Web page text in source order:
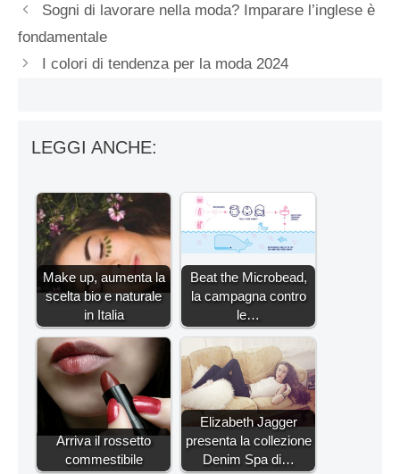
Sogni di lavorare nella moda? Imparare l’inglese è
fondamentale
I colori di tendenza per la moda 2024
LEGGI ANCHE:
Make up, aumenta la
scelta bio e naturale
in Italia
Beat the Microbead,
la campagna contro
le…
Arriva il rossetto
commestibile
Elizabeth Jagger
presenta la collezione
Denim Spa di…